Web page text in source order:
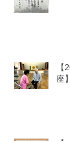
座】